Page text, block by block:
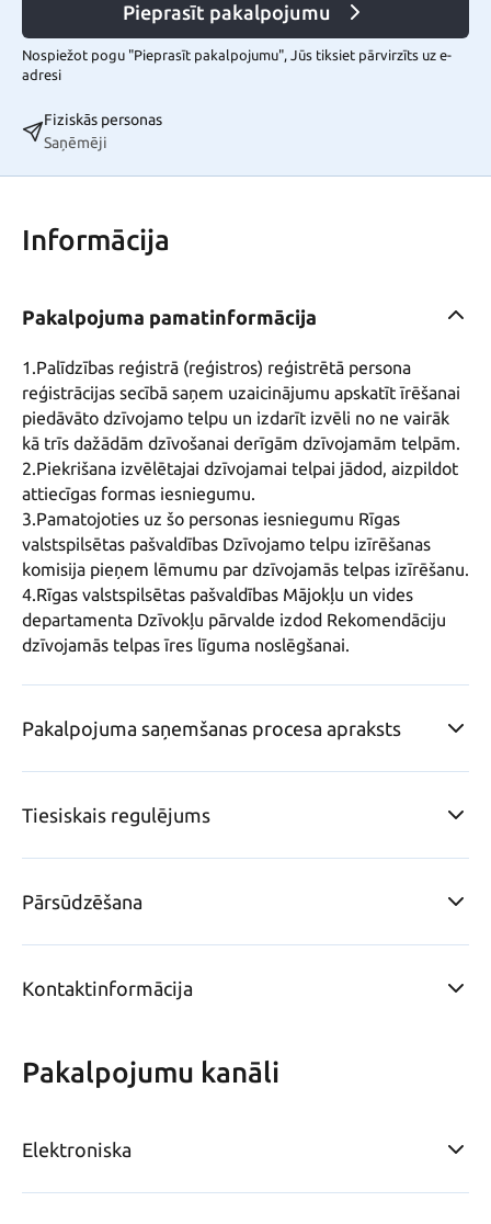
Pieprasīt pakalpojumu
Nospiežot pogu "Pieprasīt pakalpojumu", Jūs tiksiet pārvirzīts uz e-
adresi
Fiziskās personas
Saņēmēji
Informācija
Pakalpojuma pamatinformācija
1.Palīdzības reģistrā (reģistros) reģistrētā persona
reģistrācijas secībā saņem uzaicinājumu apskatīt īrēšanai
piedāvāto dzīvojamo telpu un izdarīt izvēli no ne vairāk
kā trīs dažādām dzīvošanai derīgām dzīvojamām telpām.
2.Piekrišana izvēlētajai dzīvojamai telpai jādod, aizpildot
attiecīgas formas iesniegumu.
3.Pamatojoties uz šo personas iesniegumu Rīgas
valstspilsētas pašvaldības Dzīvojamo telpu izīrēšanas
komisija pieņem lēmumu par dzīvojamās telpas izīrēšanu.
4.Rīgas valstspilsētas pašvaldības Mājokļu un vides
departamenta Dzīvokļu pārvalde izdod Rekomendāciju
dzīvojamās telpas īres līguma noslēgšanai.
Pakalpojuma saņemšanas procesa apraksts
Tiesiskais regulējums
Pārsūdzēšana
Kontaktinformācija
Pakalpojumu kanāli
Elektroniska